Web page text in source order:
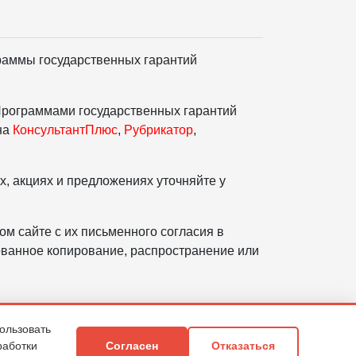
государственных гарантий
государственных гарантий
КонсультантПлюс, Рубрикатор,
и предложениях уточняйте у
сайте с их письменного согласия в
копирование, распространение или
Согласен Отказаться